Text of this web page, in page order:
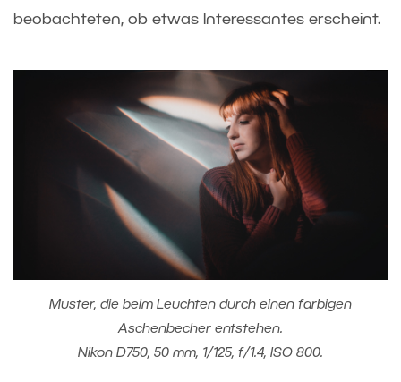
beobachteten, ob etwas Interessantes erscheint.
Muster, die beim Leuchten durch einen farbigen
Aschenbecher entstehen.
Nikon D750, 50 mm, 1/125, f/1.4, ISO 800.